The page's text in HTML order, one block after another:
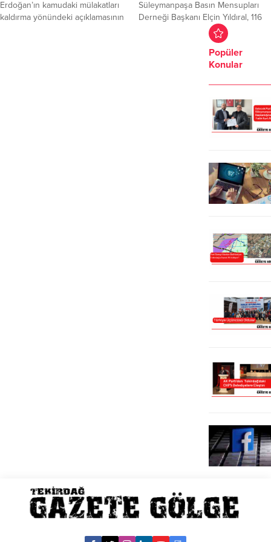
şahıs ise...
Erdoğan’ın kamudaki mülakatları
kaldırma yönündeki açıklamasının
Süleymanpaşa Basın Mensupları
Derneği Başkanı Elçin Yıldıral, 116
yıldır baskılara ve sansüre karşı
mücadelenin devam ettiğini
vurgulayarak, “Haber alma hakkını
savunarak kamuoyunu
çalışmaktayız. Bu zorlu mücadelede
fikri sansürün yanı sıra ekonomik
sansür de yerel basını çıkmaza
Popüler
Konular